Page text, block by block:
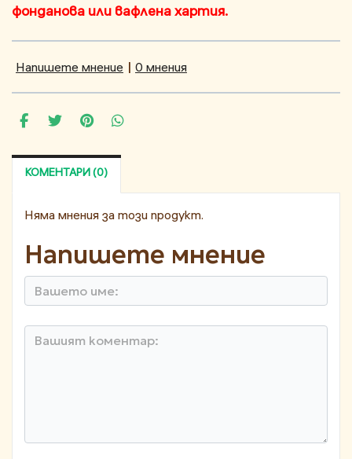
фонданова или вафлена хартия.
Напишете мнение | 0 мнения
КОМЕНТАРИ (0)
Няма мнения за този продукт.
Напишете мнение